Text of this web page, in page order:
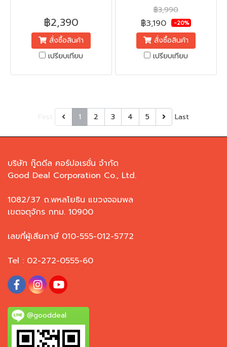
฿2,390
สั่งซื้อสินค้า
เปรียบเทียบ
ติด1.7 MM / อุ่นอัตโนมัติ 24
ชม
฿3,990
฿3,190 -20%
สั่งซื้อสินค้า
เปรียบเทียบ
1 2 3 4 5 Last
บริษัท กู๊ดดีล คอร์ปอเรชั่น จำกัด
Good Deal Corporation Co., Ltd.
1082/37 ถ.พหลโยธิน แขวงจอมพล
เขตจตุจักร กทม. 10900
เลขที่ผู้เสียภาษี 010-555-012-5772
Tel : 02-272-0555-60
@gooddeal